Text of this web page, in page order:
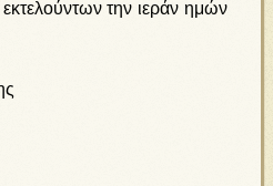
την ιεράν ημών